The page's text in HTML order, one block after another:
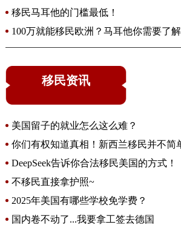
移民马耳他的门槛最低！
100万就能移民欧洲？马耳他你需要了
移民资讯
美国留子的就业怎么这么难？
你们有权知道真相！新西兰移民并不简
DeepSeek告诉你合法移民美国的方式！
不移民直接拿护照~
2025年美国有哪些学校免学费？
国内卷不动了...我要拿工签去德国